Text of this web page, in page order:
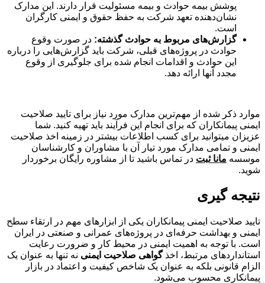
پوشش بیمه حوادث و بیمه مسئولیت قرار دارند. این مدارک
نشان‌دهنده تعهد شرکت به حفظ حقوق و ایمنی کارگران
است.
گزارش‌های مربوط به حوادث گذشته: در صورت وقوع
حوادث در پروژه‌های قبلی، شرکت باید گزارش‌هایی را درباره
این حوادث و اقدامات انجام شده برای جلوگیری از وقوع
مجدد آنها ارائه دهد.
موارد ذکر شده از مهم‌ترین مدارک مورد نیاز برای تایید صلاحیت
ایمنی پیمانکاران که برای انجام این فرآیند باید تهیه کنید. شما
عزیزان می‎توانید برای کسب اطلاعات بیشتر در زمینه اخذ صلاحیت
ایمنی و تمامی مدارک مورد تیار آن با مشاوران و کارشناسان
موسسه مانا ثبت در تماس باشید تا از مشاوره رایگان برخوردار
شوید.
نتیجه گیری
تایید صلاحیت ایمنی پیمانکاران یکی از ابزارهای مهم در ارتقاء سطح
ایمنی و بهداشت حرفه‌ای در پروژه‌های عمرانی و صنعتی در ایران
است. با توجه به اهمیت ایمنی در محیط کار و ضرورت رعایت
استانداردهای مرتبط، اخذگواهی صلاحیت ایمنی نه تنها به عنوان یک
الزام قانونی بلکه به عنوان یک شاخص کیفیت و اعتماد در بازار
پیمانکاری محسوب می‌شود.